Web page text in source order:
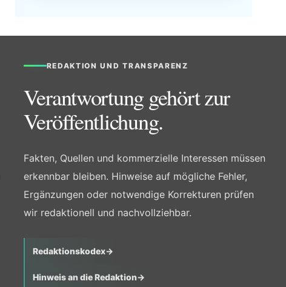
REDAKTION UND TRANSPARENZ
Verantwortung gehört zur
Veröffentlichung.
Fakten, Quellen und kommerzielle Interessen müssen
erkennbar bleiben. Hinweise auf mögliche Fehler,
Ergänzungen oder notwendige Korrekturen prüfen
wir redaktionell und nachvollziehbar.
Redaktionskodex→
Hinweis an die Redaktion→